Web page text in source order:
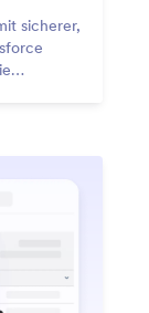
sicherer,
und